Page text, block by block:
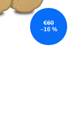
€60
–16 %